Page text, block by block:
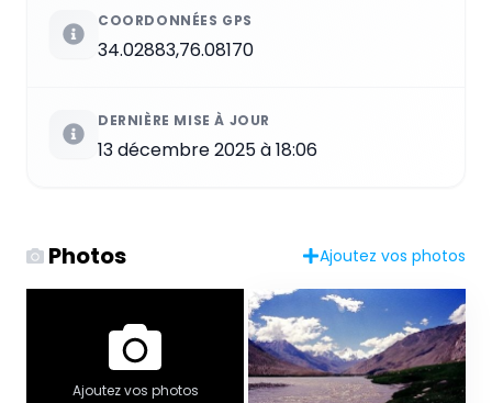
COORDONNÉES GPS
34.02883,76.08170
DERNIÈRE MISE À JOUR
13 décembre 2025 à 18:06
Photos Ajoutez vos photos
Ajoutez vos photos